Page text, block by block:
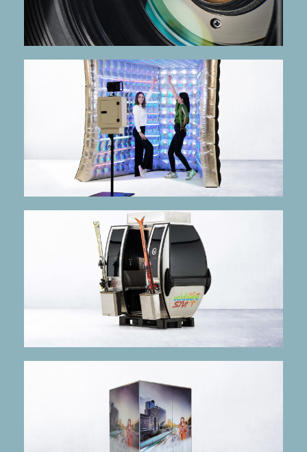
superZOOM
voughBOOX
Die Discobox zur fotoBOOX
mehr Infos
fotoGONDEL
Die fotoBOOX für Bergfreunde!
mehr Infos
Wenn dir die Stimme deiner Gäste am
Herzen liegt.
mehr Infos